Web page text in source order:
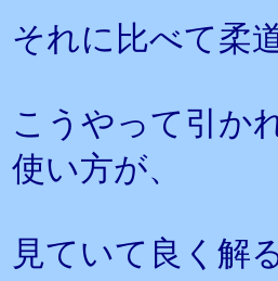
それに比べて柔
こうやって引か
使い方が、
見ていて良く解る